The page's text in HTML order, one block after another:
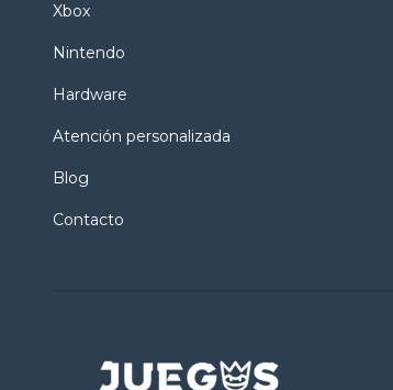
Xbox
Nintendo
Hardware
Atención personalizada
Blog
Contacto